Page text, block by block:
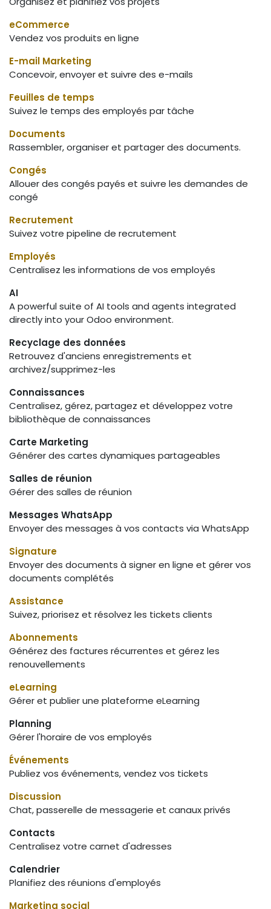
eCommerce
Vendez vos produits en ligne
E-mail Marketing
Concevoir, envoyer et suivre des e-mails
Feuilles de temps
Suivez le temps des employés par tâche
Documents
Rassembler, organiser et partager des documents.
Congés
Allouer des congés payés et suivre les demandes de
congé
Recrutement
Suivez votre pipeline de recrutement
Employés
Centralisez les informations de vos employés
AI
A powerful suite of AI tools and agents integrated
directly into your Odoo environment.
Recyclage des données
Retrouvez d'anciens enregistrements et
archivez/supprimez-les
Connaissances
Centralisez, gérez, partagez et développez votre
bibliothèque de connaissances
Carte Marketing
Générer des cartes dynamiques partageables
Salles de réunion
Gérer des salles de réunion
Messages WhatsApp
Envoyer des messages à vos contacts via WhatsApp
Signature
Envoyer des documents à signer en ligne et gérer vos
documents complétés
Assistance
Suivez, priorisez et résolvez les tickets clients
Abonnements
Générez des factures récurrentes et gérez les
renouvellements
eLearning
Gérer et publier une plateforme eLearning
Planning
Gérer l'horaire de vos employés
Événements
Publiez vos événements, vendez vos tickets
Discussion
Chat, passerelle de messagerie et canaux privés
Contacts
Centralisez votre carnet d'adresses
Calendrier
Planifiez des réunions d'employés
Marketing social